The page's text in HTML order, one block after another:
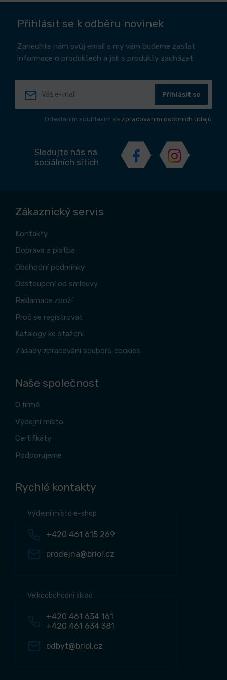
Přihlásit se k odběru novinek
Zanechte nám svůj email a my vám budeme zasílat
informace o produktech a jak s produkty zacházet.
Přihlásit se
Odesláním souhlasím se zpracováním osobních údajů
Sledujte nás na
sociálních sítích
Zákaznický servis
Kontakty
Doprava a platba
Obchodní podmínky
Odstoupení od smlouvy
Reklamace zboží
Proč se registrovat
Katalogy ke stažení
Zásady zpracování souborů cookies
Naše společnost
O firmě
Výdejní místo
Certifikáty
Podporujeme
Rychlé kontakty
Výdejní místo e-shop
+420 461 615 269
prodejna@briol.cz
Velkoobchodní sklad
+420 461 634 161
+420 461 634 381
odbyt@briol.cz